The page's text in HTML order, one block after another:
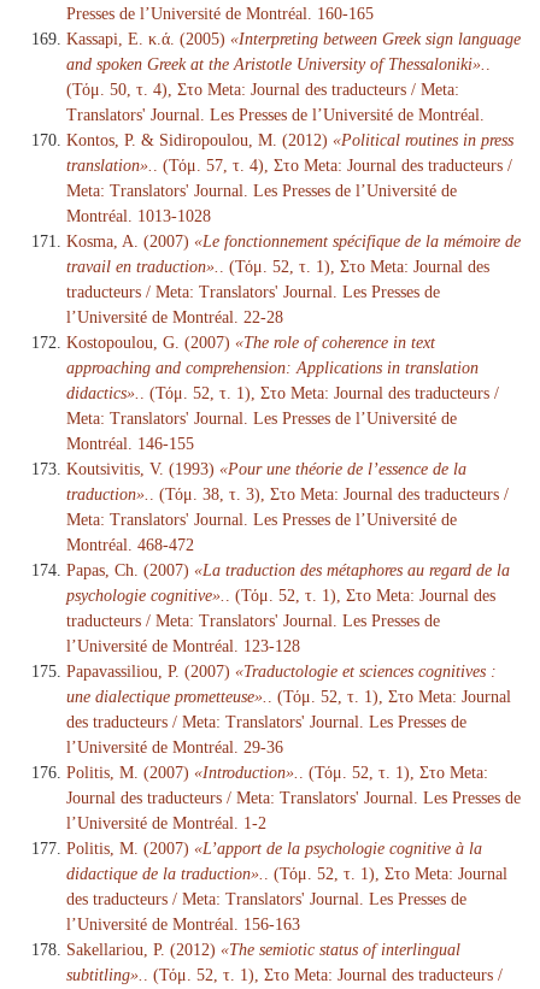
Presses de l’Université de Montréal. 160-165
Kassapi, E. κ.ά. (2005) «Interpreting between Greek sign language
and spoken Greek at the Aristotle University of Thessaloniki».
(Τόμ. 50, τ. 4), Στο Meta: Journal des traducteurs / Meta:
Translators' Journal. Les Presses de l’Université de Montréal.
Kontos, P. & Sidiropoulou, M. (2012) «Political routines in press
translation».
. (Τόμ. 57, τ. 4), Στο Meta: Journal des traducteurs /
Meta: Translators' Journal. Les Presses de l’Université de
Montréal. 1013-1028
Kosma, A. (2007) «Le fonctionnement spécifique de la mémoire de
travail en traduction».
. (Τόμ. 52, τ. 1), Στο Meta: Journal des
traducteurs / Meta: Translators' Journal. Les Presses de
l’Université de Montréal. 22-28
Kostopoulou, G. (2007) «The role of coherence in text
approaching and comprehension: Applications in translation
didactics».
. (Τόμ. 52, τ. 1), Στο Meta: Journal des traducteurs /
Meta: Translators' Journal. Les Presses de l’Université de
Montréal. 146-155
Koutsivitis, V. (1993) «Pour une théorie de l’essence de la
traduction».
. (Τόμ. 38, τ. 3), Στο Meta: Journal des traducteurs /
Meta: Translators' Journal. Les Presses de l’Université de
Montréal. 468-472
Papas, Ch. (2007) «La traduction des métaphores au regard de la
psychologie cognitive».
. (Τόμ. 52, τ. 1), Στο Meta: Journal des
traducteurs / Meta: Translators' Journal. Les Presses de
l’Université de Montréal. 123-128
Papavassiliou, P. (2007) «Traductologie et sciences cognitives :
une dialectique prometteuse».
. (Τόμ. 52, τ. 1), Στο Meta: Journal
des traducteurs / Meta: Translators' Journal. Les Presses de
l’Université de Montréal. 29-36
Politis, M. (2007) «Introduction».
. (Τόμ. 52, τ. 1), Στο Meta:
Journal des traducteurs / Meta: Translators' Journal. Les Presses de
l’Université de Montréal. 1-2
Politis, M. (2007) «L’apport de la psychologie cognitive à la
didactique de la traduction».
. (Τόμ. 52, τ. 1), Στο Meta: Journal
des traducteurs / Meta: Translators' Journal. Les Presses de
l’Université de Montréal. 156-163
Sakellariou, P. (2012) «The semiotic status of interlingual
subtitling».
. (Τόμ. 52, τ. 1), Στο Meta: Journal des traducteurs /